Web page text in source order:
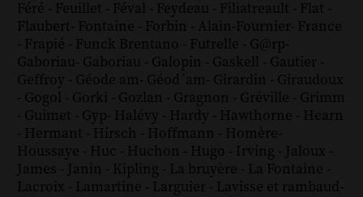
Féré - Feuillet - Féval - Feydeau - Filiatreault - Flat -
Flaubert- Fontaine - Forbin - Alain-Fournier- France
- Frapié - Funck Brentano - Futrelle - G@rp-
Gaboriau- Gaboriau - Galopin - Gaskell - Gautier -
Geffroy - Géode am- Géod´am- Girardin - Giraudoux
- Gogol - Gorki - Gozlan - Gragnon - Gréville - Grimm
- Guimet - Gyp- Halévy - Hardy - Hawthorne - Hearn
- Hermant - Hirsch - Hoffmann - Homère-
Houssaye - Huc - Huchon - Hugo - Irving - Jaloux -
James - Janin - Kipling - La bruyère - La Fontaine -
Lacroix - Lamartine - Larguier - Lavisse et rambaud-